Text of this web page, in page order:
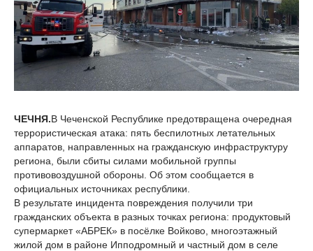
ЧЕЧНЯ.В Чеченской Республике предотвращена очередная
террористическая атака: пять беспилотных летательных
аппаратов, направленных на гражданскую инфраструктуру
региона, были сбиты силами мобильной группы
противовоздушной обороны. Об этом сообщается в
официальных источниках республики.
В результате инцидента повреждения получили три
гражданских объекта в разных точках региона: продуктовый
супермаркет «АБРЕК» в посёлке Войково, многоэтажный
жилой дом в районе Ипподромный и частный дом в селе